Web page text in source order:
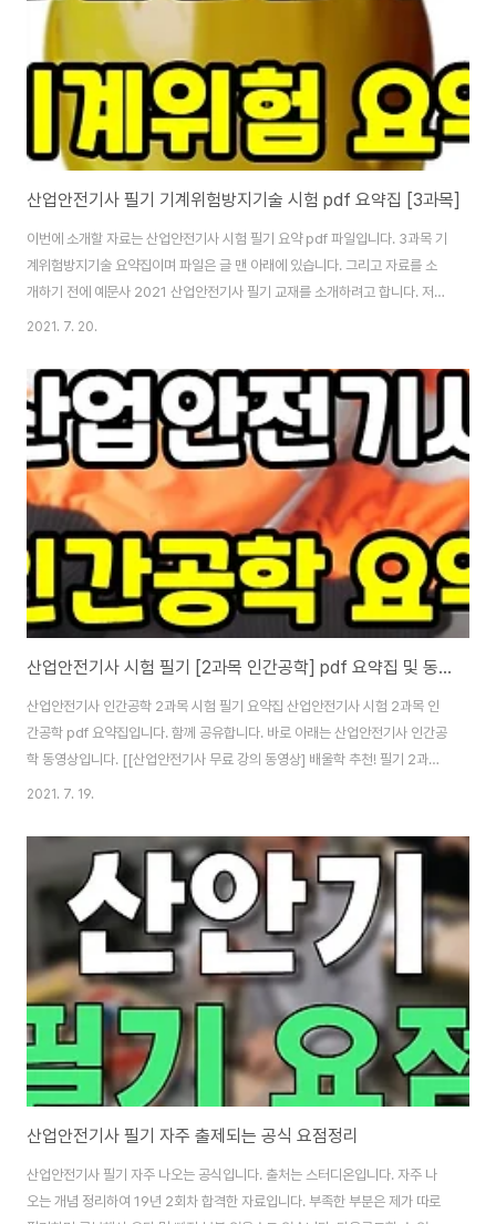
준비해서 ..
산업안전기사 필기 기계위험방지기술 시험 pdf 요약집 [3과목]
이번에 소개할 자료는 산업안전기사 시험 필기 요약 pdf 파일입니다. 3과목 기
계위험방지기술 요약집이며 파일은 글 맨 아래에 있습니다. 그리고 자료를 소
개하기 전에 예문사 2021 산업안전기사 필기 교재를 소개하려고 합니다. 저도
이 책을 보고 자격증 합격해서 주변 지인들에게도 많이 추천하는 책이기도 해
습니다. 정독해서 공부하시는 분들께는 추천해 드리며 단기간에 합격이 먼저라
면 과년도 사셔서 공부하는 게 효율적일 듯합니다만, 저처럼 현업에서 자격증
공부하는 입장이라 책 두고두고 볼만하네요. 무료 강의 통해서 열심히 공부했
었고요. 처음엔 책 두께에 질릴 수 있지만, 내용을 보면 질리지 않게 잘 구성되
어 있습니다. 역시 유명한 이..
2021. 7. 20.
산업안전기사 시험 필기 [2과목 인간공학] pdf 요약집 및 동영상
산업안전기사 인간공학 2과목 시험 필기 요약집 산업안전기사 시험 2과목 인
간공학 pdf 요약집입니다. 함께 공유합니다. 바로 아래는 산업안전기사 인간공
학 동영상입니다. [[산업안전기사 무료 강의 동영상] 배울학 추천! 필기 2과목
인간공학 및 시스템 안전공학 01. 안전과 인간공학 - 김용원 교수님 동영상] 산
방계획의 수립에 관한 사항을 수행하며, 작업환경의 점검 및 개선에 관한 사항,
유해 및 위험방지에 관한 사항, 사고사례 분석 및 개선에 관한 사항, 근로자의
안전교육 및 훈련에 관한 업무를 수행합니다. 1. 산업안전기사 필기 추천 교재 -
예문사 최현준 산업현장의 근로자를 보호하고 근로자들이 안심하고 생산성 향
상에 주력할 수..
2021. 7. 19.
산업안전기사 필기 자주 출제되는 공식 요점정리
산업안전기사 필기 자주 나오는 공식입니다. 출처는 스터디온입니다. 자주 나
오는 개념 정리하여 19년 2회차 합격한 자료입니다. 부족한 부분은 제가 따로